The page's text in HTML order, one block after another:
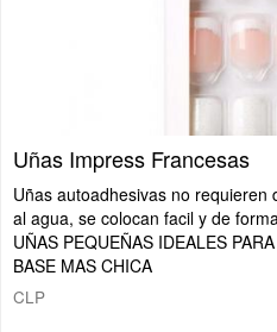
Uñas Impress Francesas
Uñas autoadhesivas no
al agua, se colocan facil y de
UÑAS PEQUEÑAS IDEALES
BASE MAS CHICA
CLP